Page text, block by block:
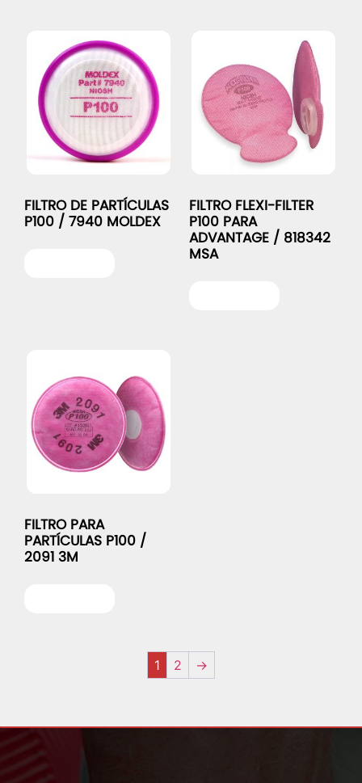
FILTRO DE PARTÍCULAS
P100 / 7940 MOLDEX
FILTRO FLEXI-FILTER
P100 PARA
ADVANTAGE / 818342
MSA
FILTRO PARA
PARTÍCULAS P100 /
2091 3M
1 2 →